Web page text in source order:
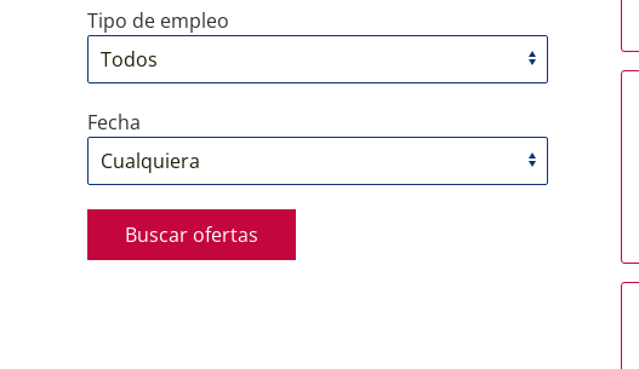
Tipo de empleo
Fecha
Buscar ofertas